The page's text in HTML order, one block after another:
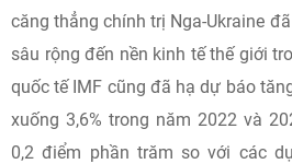
căng thẳng chính trị Nga-Ukraine
sâu rộng đến nền kinh tế thế giới
quốc tế IMF cũng đã hạ dự báo
xuống 3,6% trong năm 2022 và
0,2 điểm phần trăm so với các